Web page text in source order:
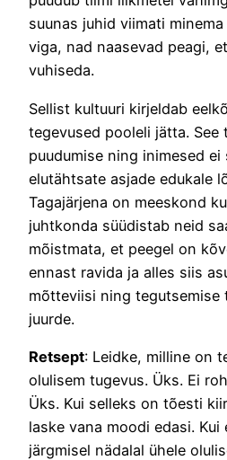
suunas juhid viimati
viga, nad naasevad peagi,
vuhiseda.
Sellist kultuuri kirjeldab
tegevused pooleli jätta. See
puudumise ning inimesed ei
elutähtsate asjade edukale
Tagajärjena on meeskond
juhtkonda süüdistab neid
mõistmata, et peegel on
ennast ravida ja alles siis
mõtteviisi ning tegutsemise
juurde.
Retsept: Leidke, milline on
olulisem tugevus. Üks. Ei
Üks. Kui selleks on tõesti
laske vana moodi edasi.
järgmisel nädalal ühele